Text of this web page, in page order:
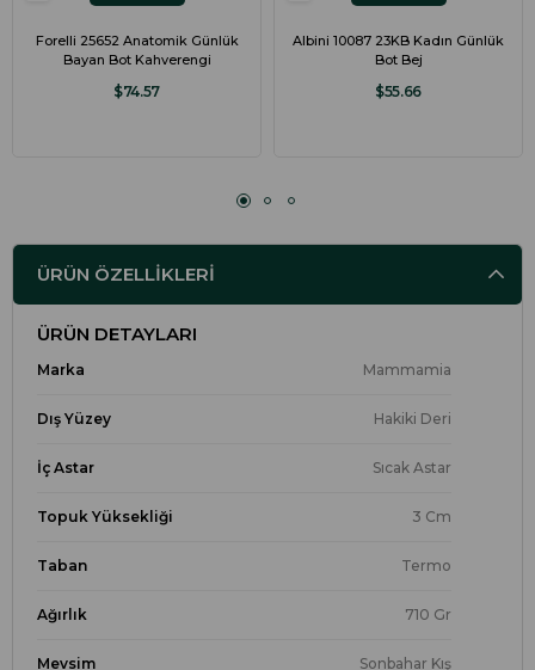
Forelli 25652 Anatomik Günlük
Bayan Bot Kahverengi
$74.57
Albini 10087 23KB Kadın Günlük
Bot Bej
$55.66
ÜRÜN ÖZELLIKLERI
ÜRÜN DETAYLARI
Marka Mammamia
Dış Yüzey Hakiki Deri
İç Astar Sıcak Astar
Topuk Yüksekliği 3 Cm
Taban Termo
Ağırlık 710 Gr
Mevsim Sonbahar Kış